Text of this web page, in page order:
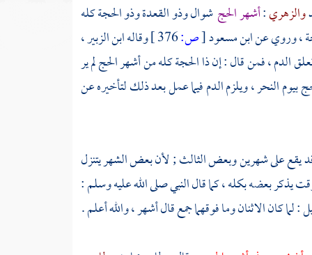
والزهري:أشهر الحجشوال وذو القعدة وذو الحجة كله
، وروي عنابن مسعود[ص: وقالهابن الزبير،
الدم ، فمن قال : إن ذا الحجة كله من أشهر الحج لم ير
بيوم النحر ، ويلزم الدم فيما عمل بعد ذلك لتأخيره عن
قد يقع على شهرين وبعض الثالث ; لأن بعض الشهر يتنزل
يذكر بعضه بكله ، كما قال النبي صلى الله عليه وسلم :
كان الاثنان وما فوقهما جمع قال أشهر ، والله أعلم .